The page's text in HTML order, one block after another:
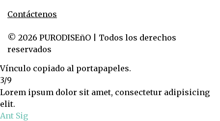
Contáctenos
© 2026 PURODISEñO | Todos los derechos
reservados
Vínculo copiado al portapapeles.
3/9
Lorem ipsum dolor sit amet, consectetur adipisicing
elit.
Ant Sig